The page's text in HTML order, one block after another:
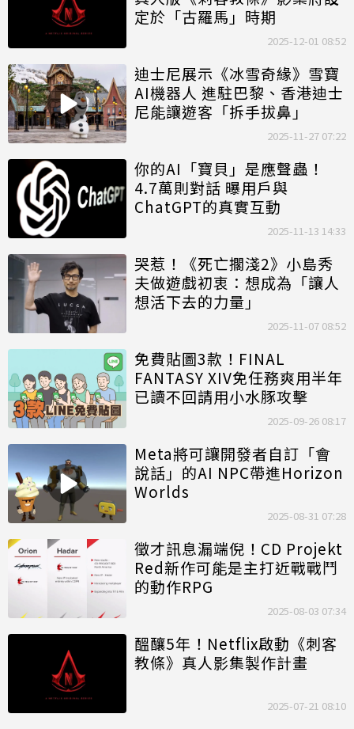
定於「古羅馬」時期
2025-12-01 08:52
迪士尼展示《冰雪奇緣》雪寶
AI機器人 進駐巴黎、香港迪士
尼能讓遊客「拆手拔鼻」
2025-11-27 07:22
你的AI「寶貝」是應聲蟲！
4.7萬則對話 曝用戶與
ChatGPT的真實互動
2025-11-13 14:33
哭惹！《死亡擱淺2》小島秀
夫做遊戲初衷：想成為「讓人
想活下去的力量」
2025-11-07 08:52
免費貼圖3款！FINAL
FANTASY XIV免任務爽用半年
已讀不回請用小水豚攻擊
2025-09-26 08:17
Meta將可讓開發者自訂「會
說話」的AI NPC帶進Horizon
Worlds
2025-08-31 07:28
徵才訊息漏端倪！CD Projekt
Red新作可能是主打近戰戰鬥
的動作RPG
2025-08-03 07:34
醞釀5年！Netflix啟動《刺客
教條》真人影集製作計畫
2025-07-21 08:10